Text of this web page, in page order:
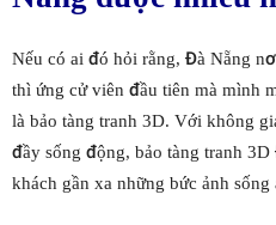
Nếu có ai đó hỏi rằng, Đà Nẵng
thì ứng cử viên đầu tiên mà mình
là bảo tàng tranh 3D. Với không
đầy sống động, bảo tàng tranh
khách gần xa những bức ảnh